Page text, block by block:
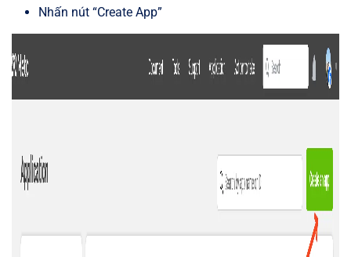
Nhấn nút “Create App”